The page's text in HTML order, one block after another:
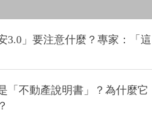
3.0」要注意什麼？專家：「這
「不動產說明書」？為什麼它